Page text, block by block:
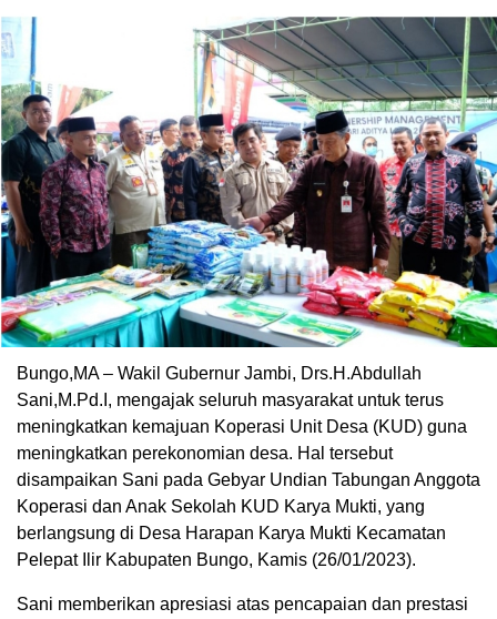
Bungo,MA – Wakil Gubernur Jambi, Drs.H.Abdullah
Sani,M.Pd.I, mengajak seluruh masyarakat untuk terus
meningkatkan kemajuan Koperasi Unit Desa (KUD) guna
meningkatkan perekonomian desa. Hal tersebut
disampaikan Sani pada Gebyar Undian Tabungan Anggota
Koperasi dan Anak Sekolah KUD Karya Mukti, yang
berlangsung di Desa Harapan Karya Mukti Kecamatan
Pelepat Ilir Kabupaten Bungo, Kamis (26/01/2023).
Sani memberikan apresiasi atas pencapaian dan prestasi